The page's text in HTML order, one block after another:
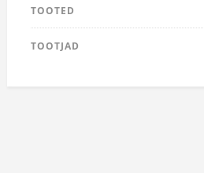
TOOTED
TOOTJAD